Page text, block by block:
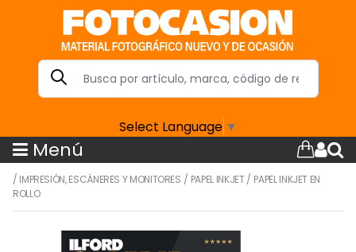
Select Language ▼
Menú
/ IMPRESIÓN, ESCÁNERES Y MONITORES / PAPEL INKJET/ PAPEL INKJET EN
ROLLO